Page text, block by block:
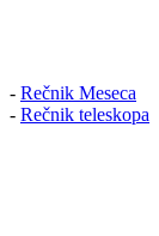
- Rečnik Meseca
- Rečnik teleskopa